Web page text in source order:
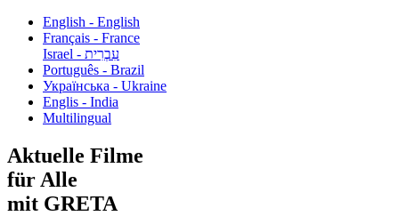
English - English
Français - France
עִבְרִית - Israel
Português - Brazil
Українська - Ukraine
Englis - India
Multilingual
Aktuelle Filme
für Alle
mit GRETA